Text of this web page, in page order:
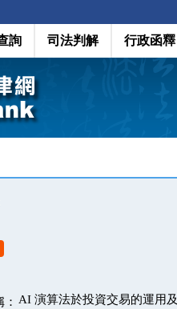
詢 司法判解 行政函釋
AI 演算法於投資交易的運用